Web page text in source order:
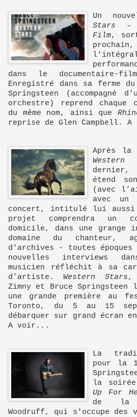
Un
Stars –
Film,
dans le documentaire-
Enregistré dans sa ferme du
Springsteen (accompagné
orchestre) reprend chaque
du même nom, ainsi que
reprise de Glen Campbell.
Après la
Western
dernier,
étend
(avec
avec un
concert, intitulé lui
projet comprendra un
domicile, dans une grange
domaine du chanteur,
d'archives - toutes époques
nouvelles interviews
musicien réfléchit à sa
d’artiste.Western Stars,
Zimny et Bruce Springsteen
une grande première au
Toronto, du 5 au 15
débarquer sur grand écran
A voir...
La
pour la
la
Up For
de la
Woodruff, qui s'occupe des